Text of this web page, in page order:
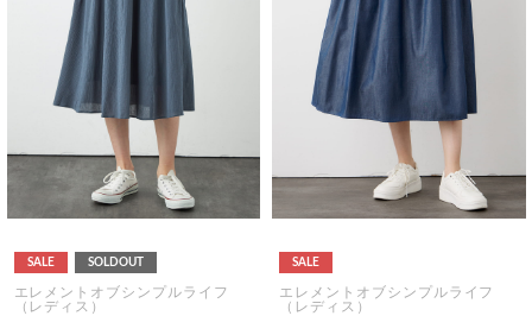
SALE SOLDOUT
エレメントオブシンプルライフ
（レディス）
SALE
エレメントオブシンプルライフ
（レディス）